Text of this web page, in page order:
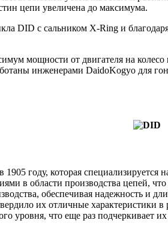
цепи увеличена до максимума.
DID с сальником X-Ring и
мощности от двигателя на
инженерами DaidoKogyo для
году, которая
в области производства цепей,
обеспечивая надежность
их отличные характеристики
уровня, что еще раз подчеркивает